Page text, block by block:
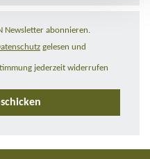
Newsletter abonnieren.
gelesen und
jederzeit widerrufen